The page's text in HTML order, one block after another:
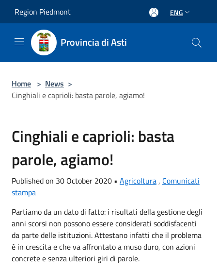
Region Piedmont ENG
Provincia di Asti
Home > News >
Cinghiali e caprioli: basta parole, agiamo!
Cinghiali e caprioli: basta
parole, agiamo!
Published on 30 October 2020 • Agricoltura , Comunicati
stampa
Partiamo da un dato di fatto: i risultati della gestione degli
anni scorsi non possono essere considerati soddisfacenti
da parte delle istituzioni. Attestano infatti che il problema
è in crescita e che va affrontato a muso duro, con azioni
concrete e senza ulteriori giri di parole.